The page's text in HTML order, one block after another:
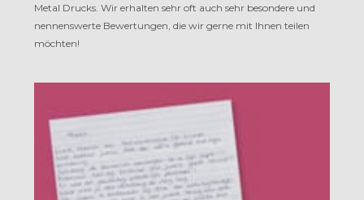
Interviews
Produkterklärung
Kundenerfahrungen
Metal Drucks. Wir erhalten sehr oft auch sehr besondere und
nennenswerte Bewertungen, die wir gerne mit Ihnen teilen
möchten!